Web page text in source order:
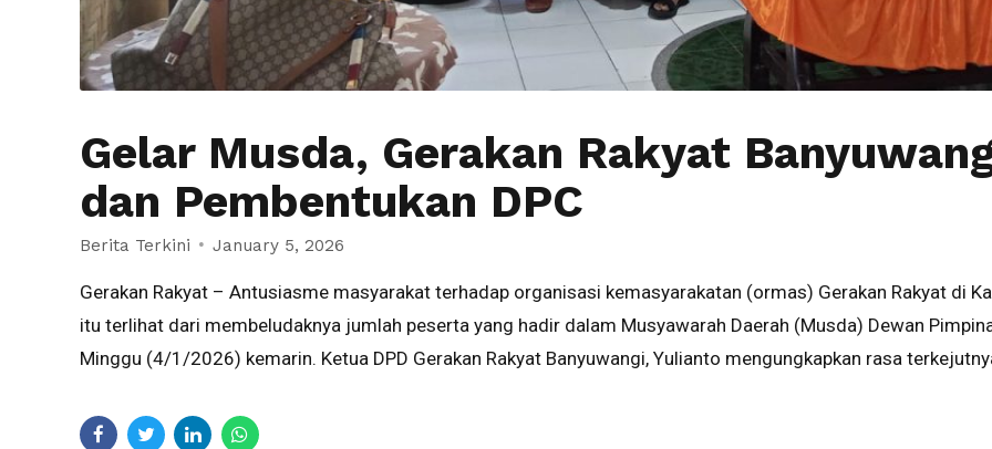
Gelar Musda, Gerakan Rakyat
dan Pembentukan DPC
Berita Terkini January 5, 2026
Gerakan Rakyat – Antusiasme masyarakat terhadap organisasi kemasyarakatan (ormas) Gerakan Rakyat di
itu terlihat dari membeludaknya jumlah peserta yang hadir dalam Musyawarah Daerah (Musda) Dewan
Minggu (4/1/2026) kemarin. Ketua DPD Gerakan Rakyat Banyuwangi, Yulianto mengungkapkan rasa